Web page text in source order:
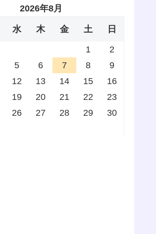
2026年8月
水 木 金 土 日
1
2
5 6 7 8
9
12 13 14 15
16
19 20 21 22
23
26 27 28 29
30